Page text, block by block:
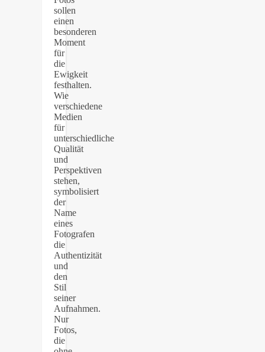
sollen
einen
besonderen
Moment
für
die
Ewigkeit
festhalten.
Wie
verschiedene
Medien
für
unterschiedliche
Qualität
und
Perspektiven
stehen,
symbolisiert
der
Name
eines
Fotografen
die
Authentizität
und
den
Stil
seiner
Aufnahmen.
Nur
Fotos,
die